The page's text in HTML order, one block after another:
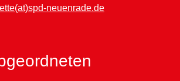
neuenrade.de